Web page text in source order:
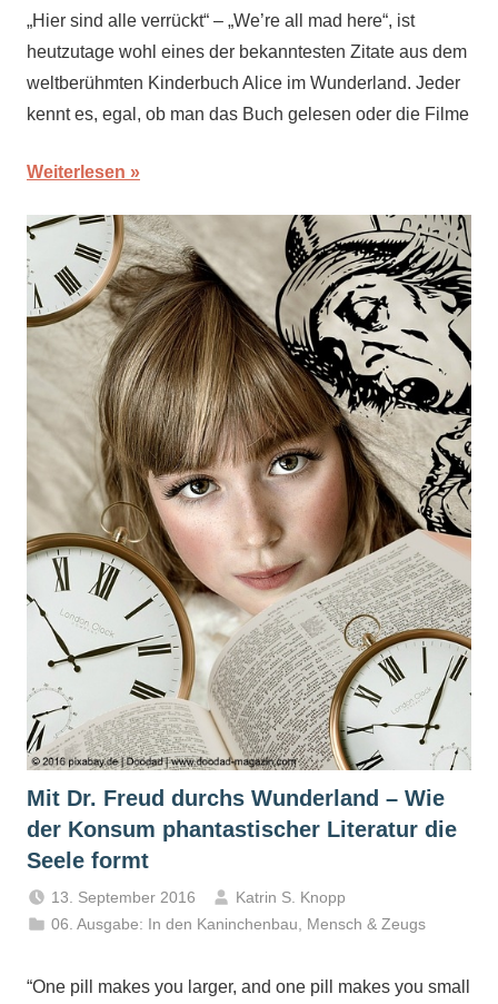
„Hier sind alle verrückt“ – „We’re all mad here“, ist
heutzutage wohl eines der bekanntesten Zitate aus dem
weltberühmten Kinderbuch Alice im Wunderland. Jeder
kennt es, egal, ob man das Buch gelesen oder die Filme
Weiterlesen
Mit Dr. Freud durchs Wunderland – Wie
der Konsum phantastischer Literatur die
Seele formt
13. September 2016
Katrin S. Knopp
06. Ausgabe: In den Kaninchenbau, Mensch & Zeugs
“One pill makes you larger, and one pill makes you small